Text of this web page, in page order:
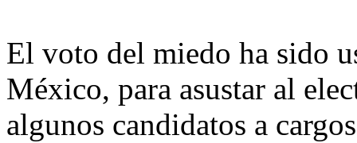
El voto del miedo ha sido
México, para asustar al
algunos candidatos a